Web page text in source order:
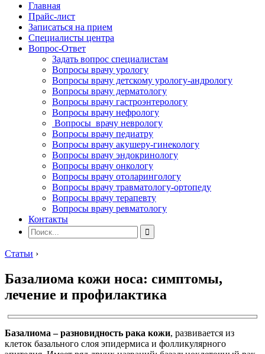
Главная
Прайс-лист
Записаться на прием
Специалисты центра
Вопрос-Ответ
Задать вопрос специалистам
Вопросы врачу урологу
Вопросы врачу детскому урологу-андрологу
Вопросы врачу дерматологу
Вопросы врачу гастроэнтерологу
Вопросы врачу нефрологу
Вопросы врачу неврологу
Вопросы врачу педиатру
Вопросы врачу акушеру-гинекологу
Вопросы врачу эндокринологу
Вопросы врачу онкологу
Вопросы врачу отоларингологу
Вопросы врачу травматологу-ортопеду
Вопросы врачу терапевту
Вопросы врачу ревматологу
Контакты
Статьи ›
Базалиома кожи носа: симптомы,
лечение и профилактика
Базалиома – разновидность рака кожи, развивается из
клеток базального слоя эпидермиса и фолликулярного